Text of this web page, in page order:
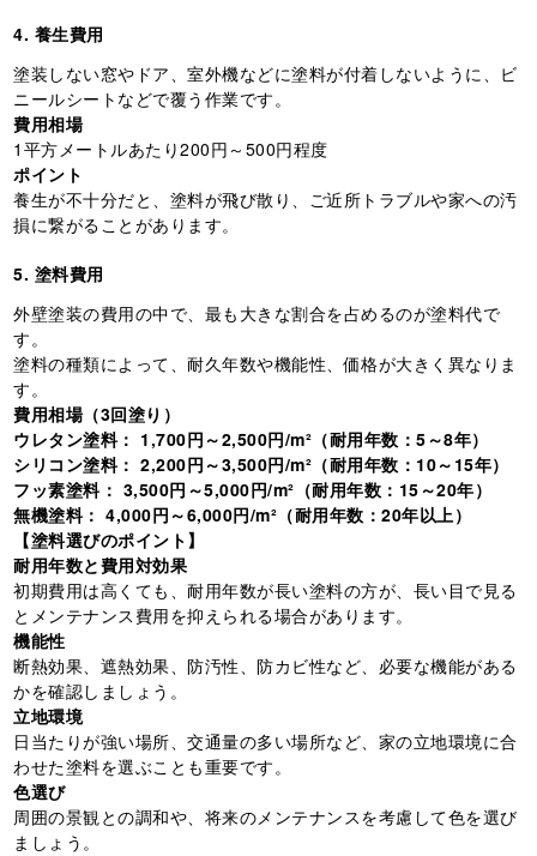
4. 養生費用
塗装しない窓やドア、室外機などに塗料が付着しないように、ビ
ニールシートなどで覆う作業です。
費用相場
1平方メートルあたり200円～500円程度
ポイント
養生が不十分だと、塗料が飛び散り、ご近所トラブルや家への汚
損に繋がることがあります。
5. 塗料費用
外壁塗装の費用の中で、最も大きな割合を占めるのが塗料代で
す。
塗料の種類によって、耐久年数や機能性、価格が大きく異なりま
す。
費用相場（3回塗り）
ウレタン塗料： 1,700円～2,500円/m²（耐用年数：5～8年）
シリコン塗料： 2,200円～3,500円/m²（耐用年数：10～15年）
フッ素塗料： 3,500円～5,000円/m²（耐用年数：15～20年）
無機塗料： 4,000円～6,000円/m²（耐用年数：20年以上）
【塗料選びのポイント】
耐用年数と費用対効果
初期費用は高くても、耐用年数が長い塗料の方が、長い目で見る
とメンテナンス費用を抑えられる場合があります。
機能性
断熱効果、遮熱効果、防汚性、防カビ性など、必要な機能がある
かを確認しましょう。
立地環境
日当たりが強い場所、交通量の多い場所など、家の立地環境に合
わせた塗料を選ぶことも重要です。
色選び
周囲の景観との調和や、将来のメンテナンスを考慮して色を選び
ましょう。